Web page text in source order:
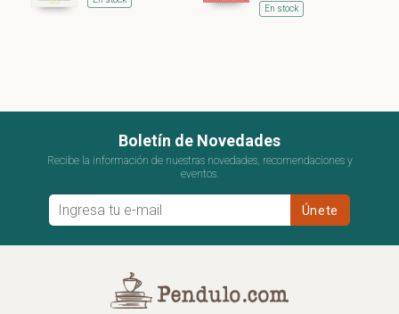
En stock
Boletín de Novedades
Recibe la información de nuestras novedades, recomendaciones y
eventos.